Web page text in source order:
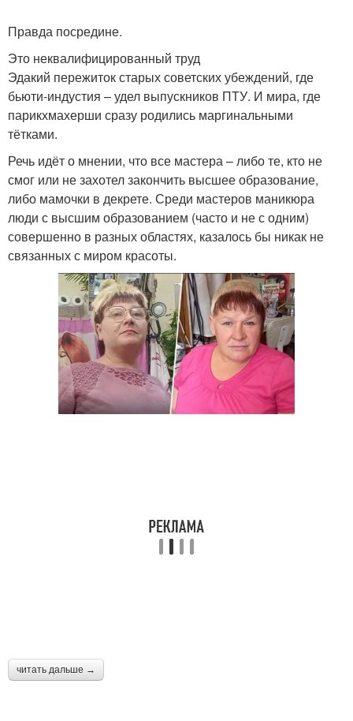
Правда посредине.
Это неквалифицированный труд
Эдакий пережиток старых советских убеждений, где
бьюти-индустия – удел выпускников ПТУ. И мира, где
парикхмахерши сразу родились маргинальными
тётками.
Речь идёт о мнении, что все мастера – либо те, кто не
смог или не захотел закончить высшее образование,
либо мамочки в декрете. Среди мастеров маникюра
люди с высшим образованием (часто и не с одним)
совершенно в разных областях, казалось бы никак не
связанных с миром красоты.
читать дальше →